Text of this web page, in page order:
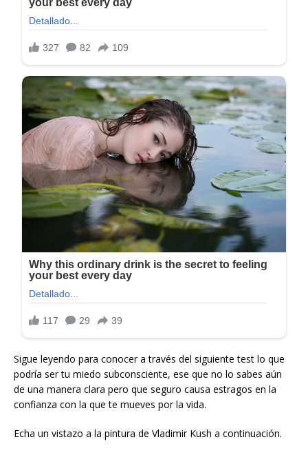
Sigue leyendo para conocer a través del siguiente test lo que
podría ser tu miedo subconsciente, ese que no lo sabes aún
de una manera clara pero que seguro causa estragos en la
confianza con la que te mueves por la vida.
Echa un vistazo a la pintura de Vladimir Kush a continuación.